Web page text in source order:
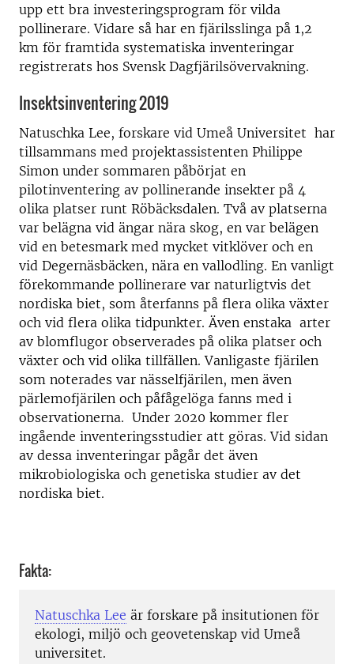
upp ett bra investeringsprogram för vilda
pollinerare. Vidare så har en fjärilsslinga på 1,2
km för framtida systematiska inventeringar
registrerats hos Svensk Dagfjärilsövervakning.
Insektsinventering 2019
Natuschka Lee, forskare vid Umeå Universitet har
tillsammans med projektassistenten Philippe
Simon under sommaren påbörjat en
pilotinventering av pollinerande insekter på 4
olika platser runt Röbäcksdalen. Två av platserna
var belägna vid ängar nära skog, en var belägen
vid en betesmark med mycket vitklöver och en
vid Degernäsbäcken, nära en vallodling. En vanligt
förekommande pollinerare var naturligtvis det
nordiska biet, som återfanns på flera olika växter
och vid flera olika tidpunkter. Även enstaka arter
av blomflugor observerades på olika platser och
växter och vid olika tillfällen. Vanligaste fjärilen
som noterades var nässelfjärilen, men även
pärlemofjärilen och påfågelöga fanns med i
observationerna. Under 2020 kommer fler
ingående inventeringsstudier att göras. Vid sidan
av dessa inventeringar pågår det även
mikrobiologiska och genetiska studier av det
nordiska biet.
Fakta:
Natuschka Lee är forskare på insitutionen för
ekologi, miljö och geovetenskap vid Umeå
universitet.